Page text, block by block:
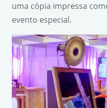
uma cópia impressa
evento especial.